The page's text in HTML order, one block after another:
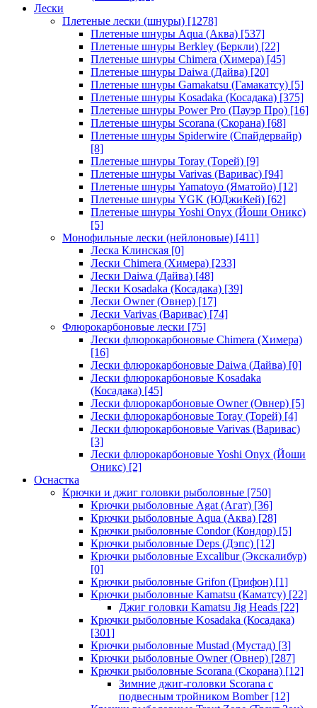
Лески
Плетеные лески (шнуры) [1278]
Плетеные шнуры Aqua (Аква) [537]
Плетеные шнуры Berkley (Беркли) [22]
Плетеные шнуры Chimera (Химера) [45]
Плетеные шнуры Daiwa (Дайва) [20]
Плетеные шнуры Gamakatsu (Гамакатсу) [5]
Плетеные шнуры Kosadaka (Косадака) [375]
Плетеные шнуры Power Pro (Пауэр Про) [16]
Плетеные шнуры Scorana (Скорана) [68]
Плетеные шнуры Spiderwire (Спайдервайр)
[8]
Плетеные шнуры Toray (Торей) [9]
Плетеные шнуры Varivas (Варивас) [94]
Плетеные шнуры Yamatoyo (Яматойо) [12]
Плетеные шнуры YGK (ЮДжиКей) [62]
Плетеные шнуры Yoshi Onyx (Йоши Оникс)
[5]
Монофильные лески (нейлоновые) [411]
Леска Клинская [0]
Лески Chimera (Химера) [233]
Лески Daiwa (Дайва) [48]
Лески Kosadaka (Косадака) [39]
Лески Owner (Овнер) [17]
Лески Varivas (Варивас) [74]
Флюрокарбоновые лески [75]
Лески флюрокарбоновые Chimera (Химера)
[16]
Лески флюрокарбоновые Daiwa (Дайва) [0]
Лески флюрокарбоновые Kosadaka
(Косадака) [45]
Лески флюрокарбоновые Owner (Овнер) [5]
Лески флюрокарбоновые Toray (Торей) [4]
Лески флюрокарбоновые Varivas (Варивас)
[3]
Лески флюрокарбоновые Yoshi Onyx (Йоши
Оникс) [2]
Оснастка
Крючки и джиг головки рыболовные [750]
Крючки рыболовные Agat (Агат) [36]
Крючки рыболовные Aqua (Аква) [28]
Крючки рыболовные Condor (Кондор) [5]
Крючки рыболовные Deps (Дэпс) [12]
Крючки рыболовные Excalibur (Экскалибур)
[0]
Крючки рыболовные Grifon (Грифон) [1]
Крючки рыболовные Kamatsu (Каматсу) [22]
Джиг головки Kamatsu Jig Heads [22]
Крючки рыболовные Kosadaka (Косадака)
[301]
Крючки рыболовные Mustad (Мустад) [3]
Крючки рыболовные Owner (Овнер) [287]
Крючки рыболовные Scorana (Скорана) [12]
Зимние джиг-головки Scorana с
подвесным тройником Bomber[12]